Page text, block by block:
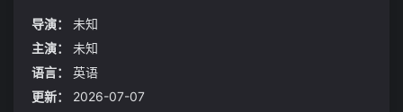
导演：
未知
主演：
未知
语言：
英语
更新：
2026-07-07